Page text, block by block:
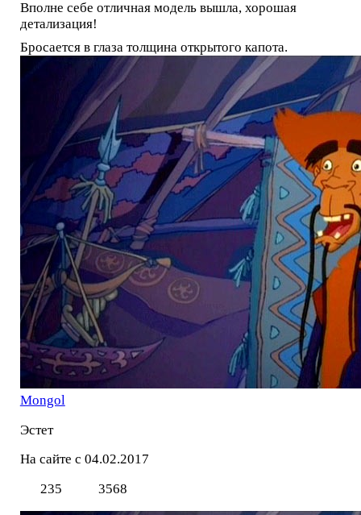
Вполне себе отличная модель вышла, хорошая
детализация!
Бросается в глаза толщина открытого капота.
Mоngol
Эстет
На сайте с 04.02.2017
235
3568